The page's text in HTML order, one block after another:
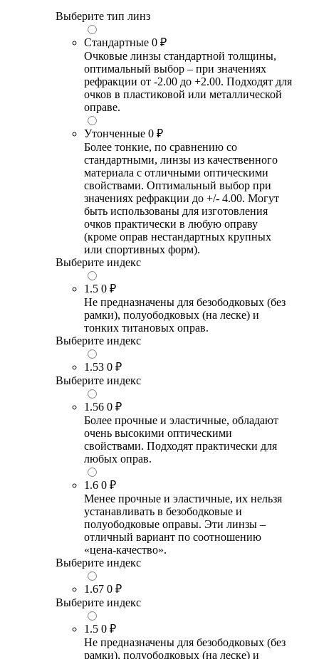
Выберите тип линз
Стандартные 0 ₽
Очковые линзы стандартной толщины,
оптимальный выбор – при значениях
рефракции от -2.00 до +2.00. Подходят для
очков в пластиковой или металлической
оправе.
Утонченные 0 ₽
Более тонкие, по сравнению со
стандартными, линзы из качественного
материала с отличными оптическими
свойствами. Оптимальный выбор при
значениях рефракции до +/- 4.00. Могут
быть использованы для изготовления
очков практически в любую оправу
(кроме оправ нестандартных крупных
или спортивных форм).
Выберите индекс
1.5 0 ₽
Не предназначены для безободковых (без
рамки), полуободковых (на леске) и
тонких титановых оправ.
Выберите индекс
1.53 0 ₽
Выберите индекс
1.56 0 ₽
Более прочные и эластичные, обладают
очень высокими оптическими
свойствами. Подходят практически для
любых оправ.
1.6 0 ₽
Менее прочные и эластичные, их нельзя
устанавливать в безободковые и
полуободковые оправы. Эти линзы –
отличный вариант по соотношению
«цена-качество».
Выберите индекс
1.67 0 ₽
Выберите индекс
1.5 0 ₽
Не предназначены для безободковых (без
рамки), полуободковых (на леске) и